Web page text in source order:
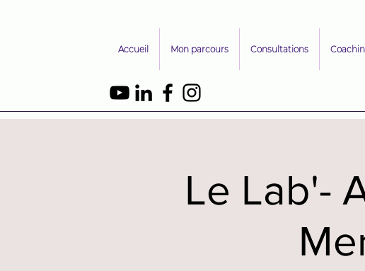
Accueil Mon parcours Consultations
Le Lab'-